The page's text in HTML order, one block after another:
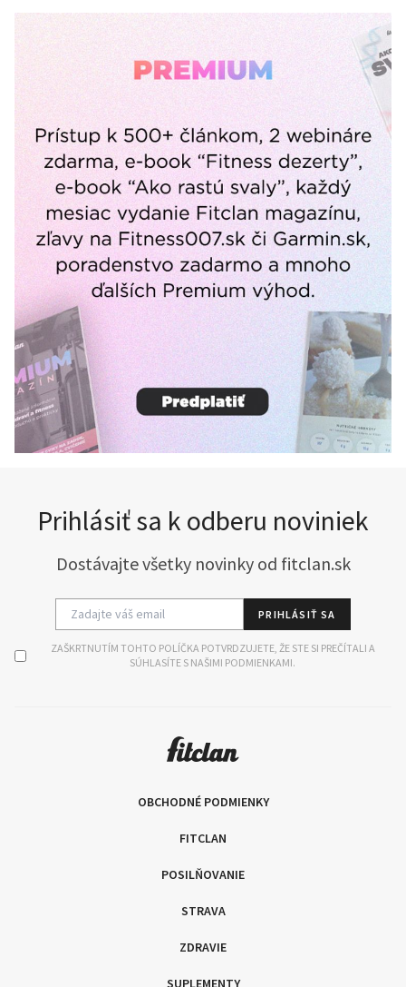
Prihlásiť sa k odberu noviniek
Dostávajte všetky novinky od fitclan.sk
PRIHLÁSIŤ SA
ZAŠKRTNUTÍM TOHTO POLÍČKA POTVRDZUJETE, ŽE STE SI PREČÍTALI A
SÚHLASÍTE S NAŠIMI PODMIENKAMI.
OBCHODNÉ PODMIENKY
FITCLAN
POSILŇOVANIE
STRAVA
ZDRAVIE
SUPLEMENTY